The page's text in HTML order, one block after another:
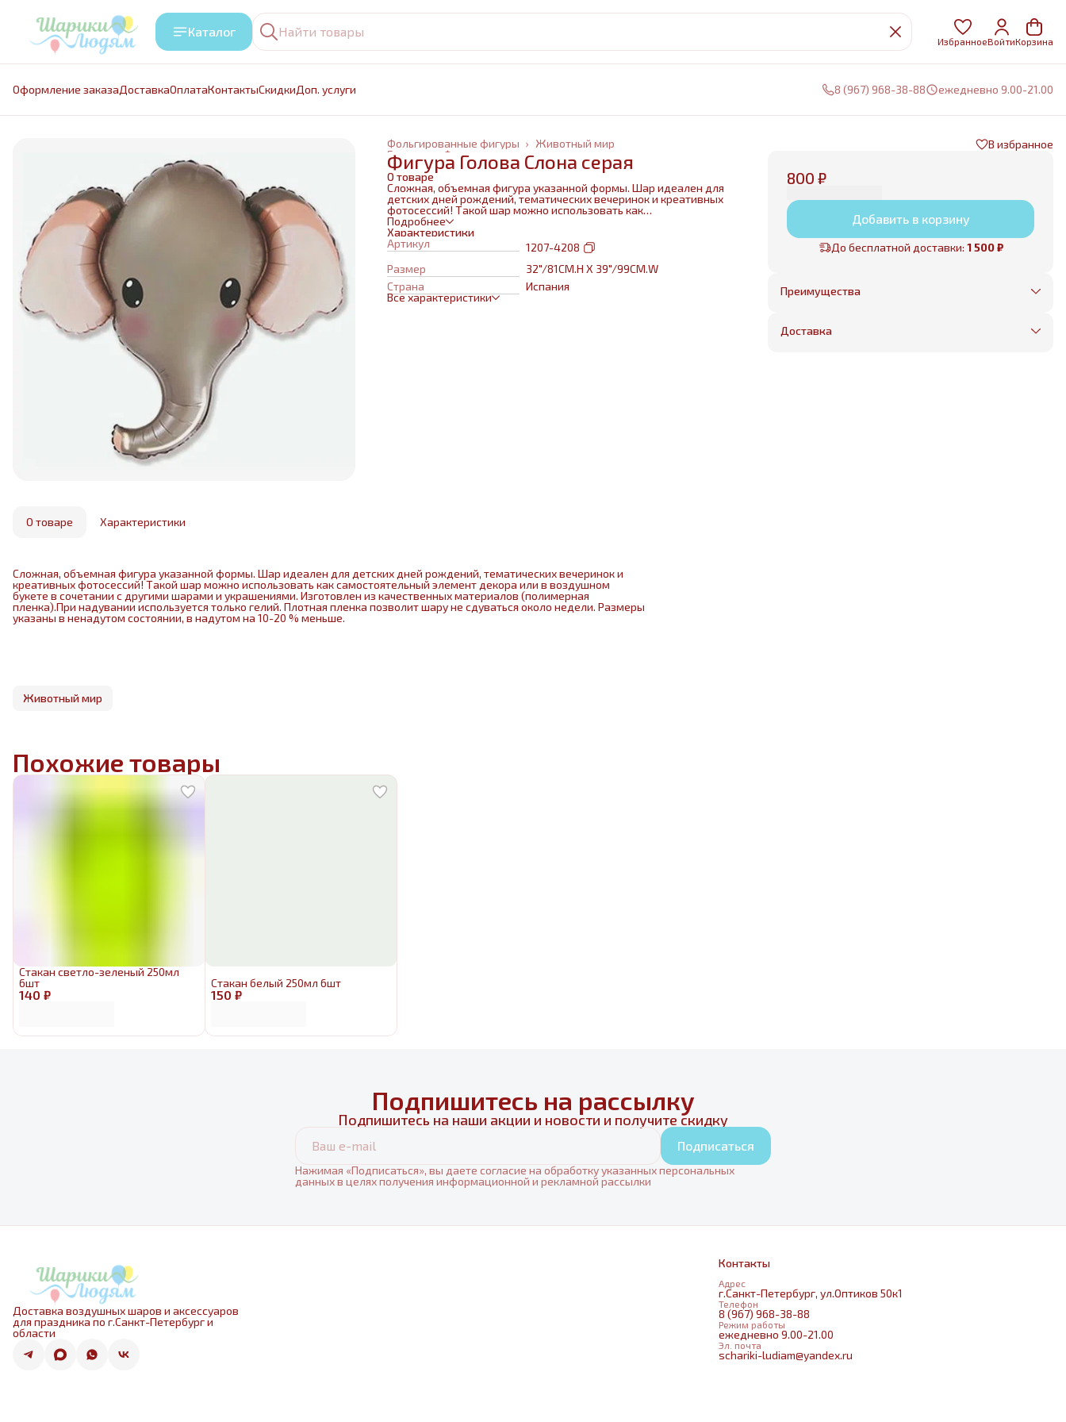
Каталог
ИзбранноеВойтиКорзина
Оформление заказаДоставкаОплатаКонтактыCкидкиДоп. услуги 8 (967) 968-38-88 ежедневно 9.00-21.00
Животный мир
Фольгированные фигуры ›
Фольгированные шары
Главная
Фигура Голова Слона серая
О товаре
Сложная, объемная фигура указанной формы. Шар идеален для
детских дней рождений, тематических вечеринок и креативных
фотосессий! Такой шар можно использовать как
самостоятельный элемент декора или в воздушном букете в
сочетании с другими шарами и украшениями. Изготовлен из
качественных материалов (полимерная пленка).При надувании
используется только гелий. Плотная пленка позволит шару не
сдуваться около недели. Размеры указаны в ненадутом
состоянии, в надутом на 10-20 % меньше.
Подробнее
Характеристики
Артикул
1207-4208
Размер
32"/81CM.H X 39"/99CM.W
Страна
Испания
Все характеристики
В избранное
800 ₽
Добавить в корзину
До бесплатной доставки: 1 500 ₽
Преимущества
Оплата частями в Сплит
Бесплатная доставка в пределах КАД
Доставка
О товаре Характеристики
Сложная, объемная фигура указанной формы. Шар идеален для детских дней рождений, тематических вечеринок и
креативных фотосессий! Такой шар можно использовать как самостоятельный элемент декора или в воздушном
букете в сочетании с другими шарами и украшениями. Изготовлен из качественных материалов (полимерная
пленка).При надувании используется только гелий. Плотная пленка позволит шару не сдуваться около недели. Размеры
указаны в ненадутом состоянии, в надутом на 10-20 % меньше.
Животный мир
Похожие товары
140 ₽
Стакан светло-зеленый 250мл
6шт
150 ₽
Стакан белый 250мл 6шт
Подпишитесь на рассылку
Подпишитесь на наши акции и новости и получите скидку
Подписаться
Нажимая «Подписаться», вы даете согласие на обработку указанных персональных
данных в целях получения информационной и рекламной рассылки
Доставка воздушных шаров и аксессуаров
для праздника по г.Санкт-Петербург и
области
Контакты
Адрес
г.Санкт-Петербург, ул.Оптиков 50к1
Телефон
8 (967) 968-38-88
Режим работы
ежедневно 9.00-21.00
Эл. почта
schariki-ludiam@yandex.ru